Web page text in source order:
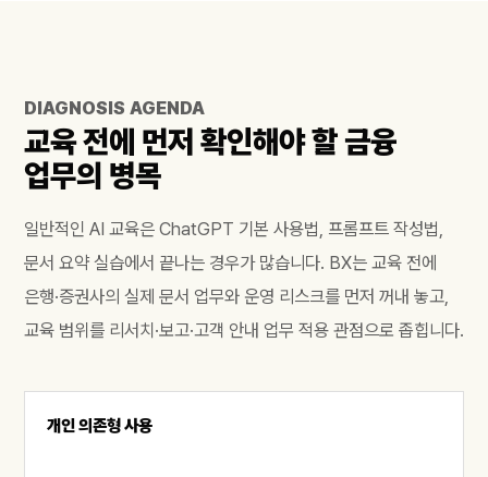
DIAGNOSIS AGENDA
교육 전에 먼저 확인해야 할 금융
업무의 병목
일반적인 AI 교육은 ChatGPT 기본 사용법, 프롬프트 작성법,
문서 요약 실습에서 끝나는 경우가 많습니다. BX는 교육 전에
은행·증권사의 실제 문서 업무와 운영 리스크를 먼저 꺼내 놓고,
교육 범위를 리서치·보고·고객 안내 업무 적용 관점으로 좁힙니다.
개인 의존형 사용